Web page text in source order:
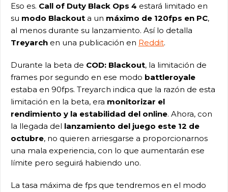
Eso es. Call of Duty Black Ops 4 estará limitado en
su modo Blackout a un máximo de 120fps en PC,
al menos durante su lanzamiento. Así lo detalla
Treyarch en una publicación en Reddit.
Durante la beta de COD: Blackout, la limitación de
frames por segundo en ese modo battleroyale
estaba en 90fps. Treyarch indica que la razón de esta
limitación en la beta, era monitorizar el
rendimiento y la estabilidad del online. Ahora, con
la llegada del lanzamiento del juego este 12 de
octubre, no quieren arriesgarse a proporcionarnos
una mala experiencia, con lo que aumentarán ese
límite pero seguirá habiendo uno.
La tasa máxima de fps que tendremos en el modo